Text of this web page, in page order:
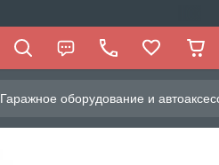
Гаражное оборудование и